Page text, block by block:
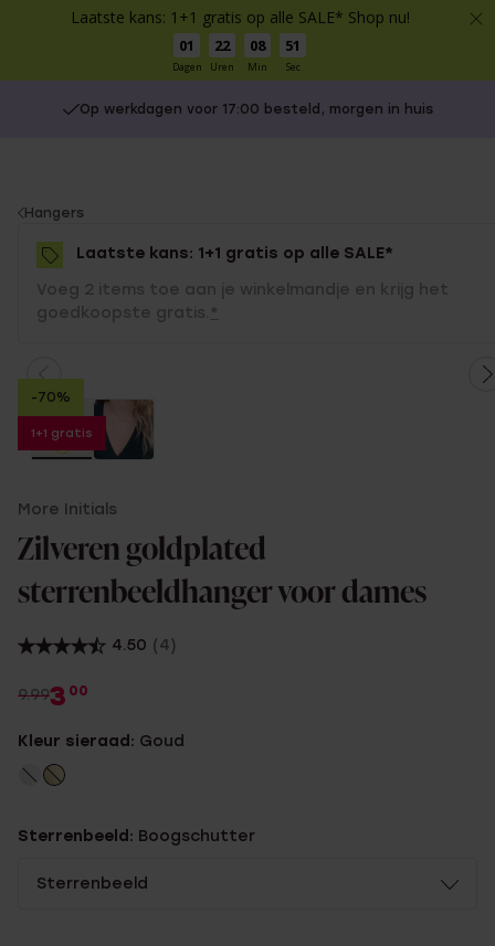
Laatste kans: 1+1 gratis op alle SALE* Shop nu!
01
Dagen
22
Uren
08
Min
50
Sec
Op werkdagen voor 17:00 besteld, morgen in huis
You
are
here:
Hangers
Laatste kans: 1+1 gratis op alle SALE*
Voeg 2 items toe aan je winkelmandje en krijg het
goedkoopste gratis. *
-70%
1+1 gratis
More Initials
Zilveren goldplated
sterrenbeeldhanger voor dames
4.50 (4)
9.993 00
Kleur sieraad: Goud
Sterrenbeeld: Boogschutter
Sterrenbeeld